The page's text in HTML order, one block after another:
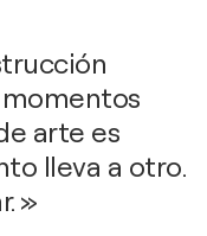
arte es
lleva a otro.
»